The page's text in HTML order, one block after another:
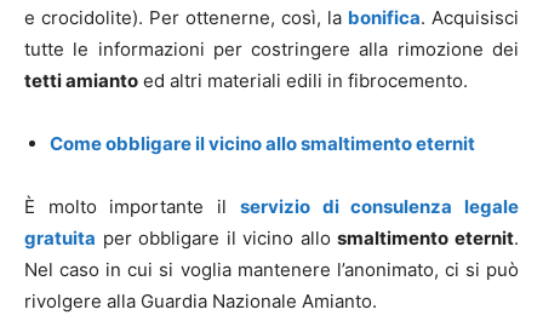
e crocidolite). Per ottenerne, così, la bonifica. Acquisisci
tutte le informazioni per costringere alla rimozione dei
tetti amianto ed altri materiali edili in fibrocemento.
Come obbligare il vicino allo smaltimento eternit
È molto importante il servizio di consulenza legale
gratuita per obbligare il vicino allosmaltimento eternit.
Nel caso in cui si voglia mantenere l’anonimato, ci si può
rivolgere alla Guardia Nazionale Amianto.